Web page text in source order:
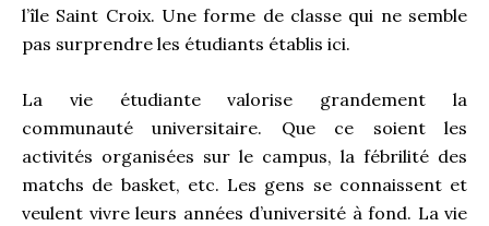
l’île Saint Croix. Une forme de classe qui ne semble
pas surprendre les étudiants établis ici.
La vie étudiante valorise grandement la
communauté universitaire. Que ce soient les
activités organisées sur le campus, la fébrilité des
matchs de basket, etc. Les gens se connaissent et
veulent vivre leurs années d’université à fond. La vie